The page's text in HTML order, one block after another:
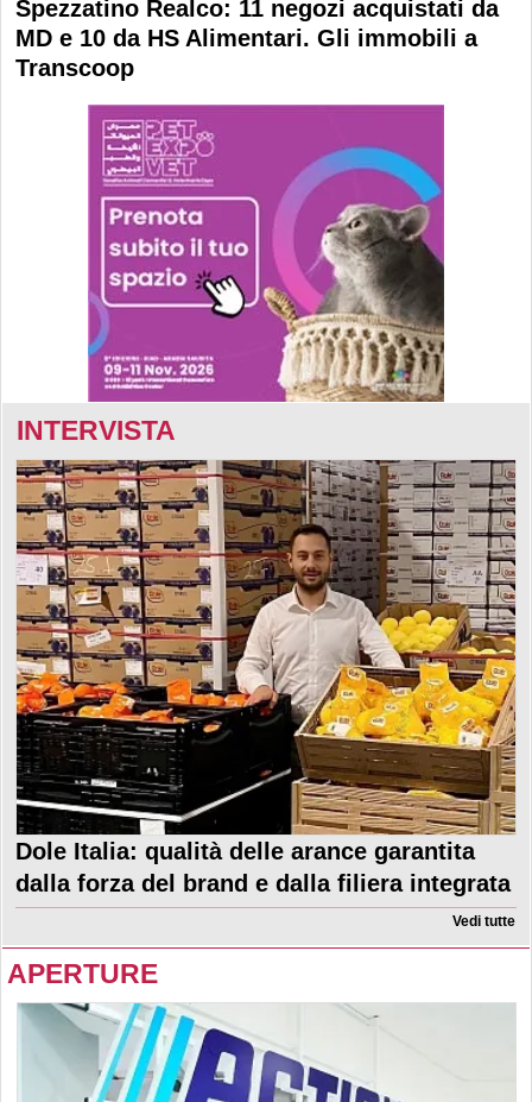
Spezzatino Realco: 11 negozi acquistati da
MD e 10 da HS Alimentari. Gli immobili a
Transcoop
INTERVISTA
Dole Italia: qualità delle arance garantita
dalla forza del brand e dalla filiera integrata
Vedi tutte
APERTURE